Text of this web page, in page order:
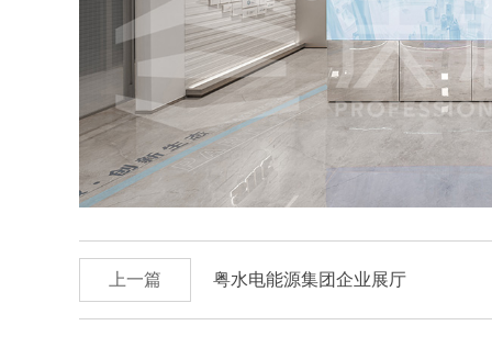
上一篇 粤水电能源集团企业展厅